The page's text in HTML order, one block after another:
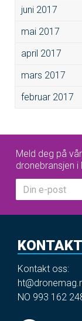
juni 2017
mai 2017
april 2017
mars 2017
februar 2017
Meld deg på
dronebransjen i
Kontakt oss:
NO 993 162